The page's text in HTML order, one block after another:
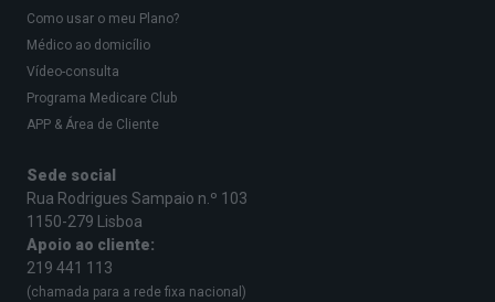
Como usar o meu Plano?
Médico ao domicílio
Vídeo-consulta
Programa Medicare Club
APP & Área de Cliente
Sede social
Rua Rodrigues Sampaio n.º 103
1150-279 Lisboa
Apoio ao cliente:
219 441 113
(chamada para a rede fixa nacional)